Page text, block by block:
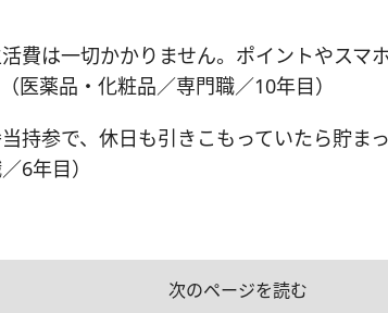
費は一切かかりません。ポイントやスマ
医薬品・化粧品／専門職／10年目）
持参で、休日も引きこもっていたら貯ま
6年目）
次のページを読む